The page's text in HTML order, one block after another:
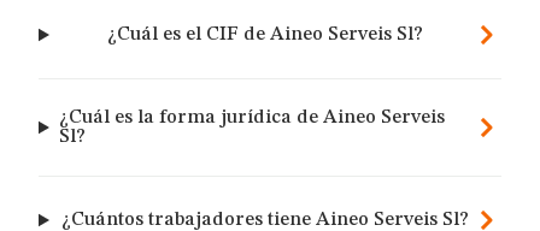
¿Cuál es el CIF de Aineo Serveis Sl?
¿Cuál es la forma jurídica de Aineo Serveis
Sl?
¿Cuántos trabajadores tiene Aineo Serveis Sl?